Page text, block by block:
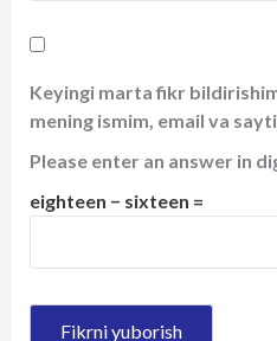
Keyingi marta fikr
mening ismim, email va
Please enter an answer in
eighteen − sixteen =